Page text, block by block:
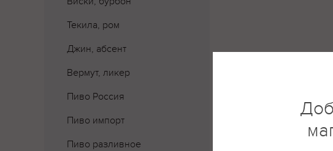
Текила, ром
Джин, абсент
Вермут, ликер
Пиво Россия
Пиво импорт
Пиво разливное